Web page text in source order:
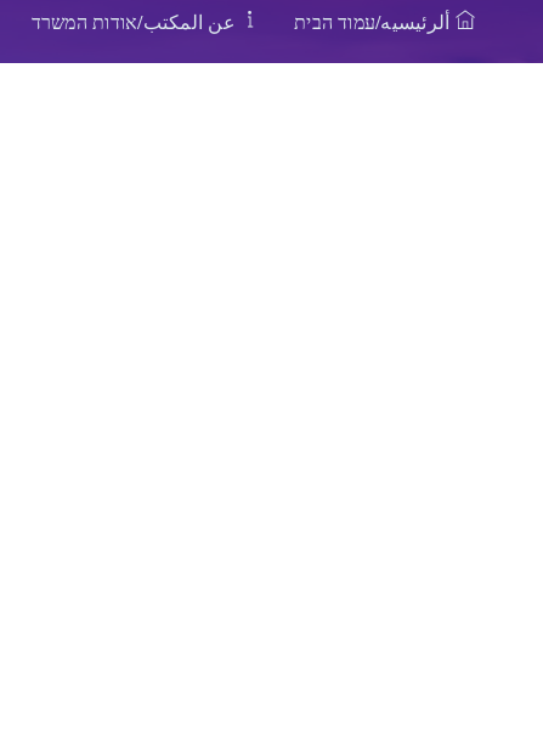
ألرئيسيه/עמוד הבית عن المكتب/אודות המשרד